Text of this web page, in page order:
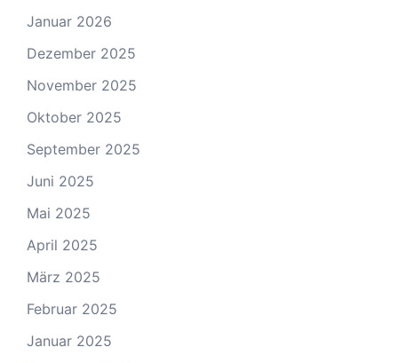
Januar 2026
Dezember 2025
November 2025
Oktober 2025
September 2025
Juni 2025
Mai 2025
April 2025
März 2025
Februar 2025
Januar 2025